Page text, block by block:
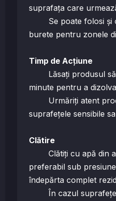
suprafața care
Se poate folosi și
burete pentru zonele
Timp de Acțiune
Lăsați produsul să
minute pentru a
Urmăriți atent
suprafețele sensibile
Clătire
Clătiți cu apă din
preferabil sub
îndepărta complet
În cazul